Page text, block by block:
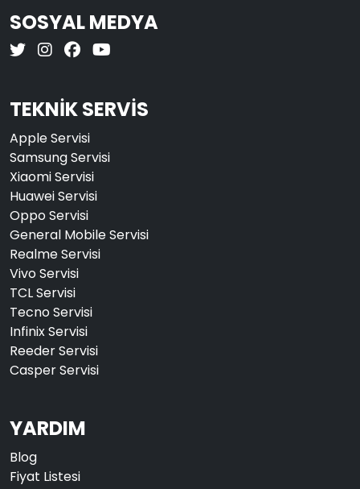
SOSYAL MEDYA
TEKNİK SERVİS
Apple Servisi
Samsung Servisi
Xiaomi Servisi
Huawei Servisi
Oppo Servisi
General Mobile Servisi
Realme Servisi
Vivo Servisi
TCL Servisi
Tecno Servisi
Infinix Servisi
Reeder Servisi
Casper Servisi
YARDIM
Blog
Fiyat Listesi